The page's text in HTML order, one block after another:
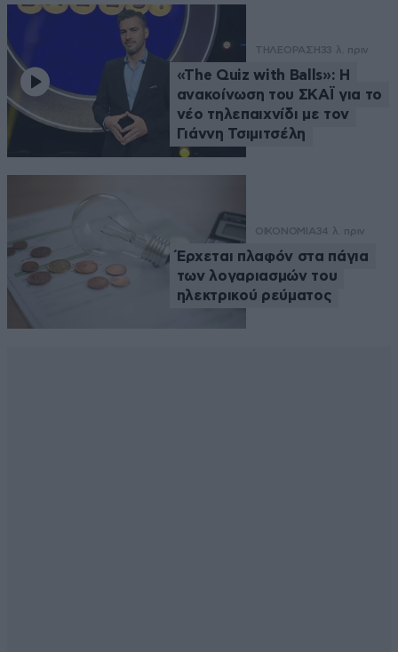
ΤΗΛΕΟΡΑΣΗ33 λ. πριν
«The Quiz with Balls»: Η
ανακοίνωση του ΣΚΑΪ για το
νέο τηλεπαιχνίδι με τον
Γιάννη Τσιμιτσέλη
ΟΙΚΟΝΟΜΙΑ34 λ. πριν
Έρχεται πλαφόν στα πάγια
των λογαριασμών του
ηλεκτρικού ρεύματος